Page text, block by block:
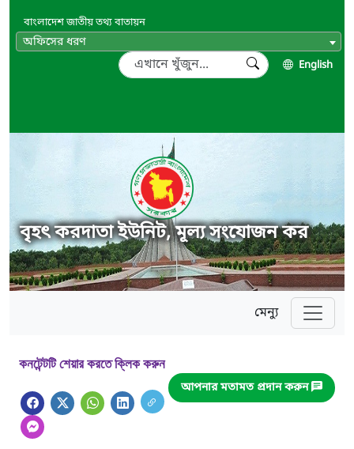
বাংলাদেশ জাতীয় তথ্য বাতায়ন
অফিসের ধরণ
English
বৃহৎ করদাতা ইউনিট, মূল্য সংযোজন কর
মেন্যু
আপনার মতামত প্রদান করুন
কনটেন্টটি শেয়ার করতে ক্লিক করুন